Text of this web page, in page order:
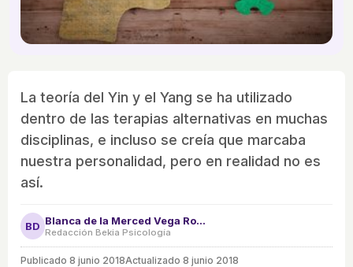
La teoría del Yin y el Yang se ha utilizado
dentro de las terapias alternativas en muchas
disciplinas, e incluso se creía que marcaba
nuestra personalidad, pero en realidad no es
así.
BD Blanca de la Merced Vega Rodríguez
Redacción Bekia Psicología
Publicado 8 junio 2018Actualizado 8 junio 2018